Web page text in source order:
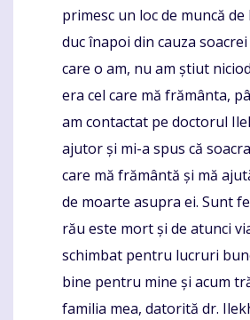
primesc un loc de muncă
duc înapoi din cauza
care o am, nu am știut
era cel care mă frământa,
am contactat pe doctorul
ajutor și mi-a spus că
care mă frământă și mă
de moarte asupra ei. Sunt
rău este mort și de atunci
schimbat pentru lucruri
bine pentru mine și acum
familia mea, datorită dr.